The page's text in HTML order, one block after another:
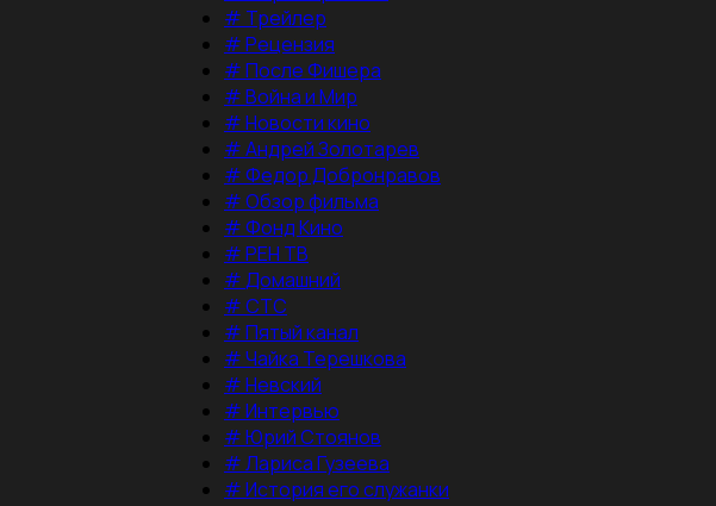
# Трейлер
#Рецензия
#После Фишера
#Война и Мир
#Новости кино
#Андрей Золотарев
#Федор Добронравов
#Обзор фильма
#Фонд Кино
#РЕН ТВ
#Домашний
#СТС
#Пятый канал
#Чайка Терешкова
#Невский
#Интервью
#Юрий Стоянов
#Лариса Гузеева
#История его служанки